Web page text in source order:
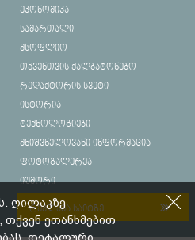
ეკონომიკა
სამართალი
მსოფლიო
თქვენთვის ქალბატონებო
რედაქტორის სვეტი
ისტორია
ტექნოლოგიები
მნიშვნელოვანი ინფორმაცია
ფოტოგალერეა
იუმორი
რეკლამა საიტზე
ღილაკზე
თქვენ ეთანხმებით
დეტალური